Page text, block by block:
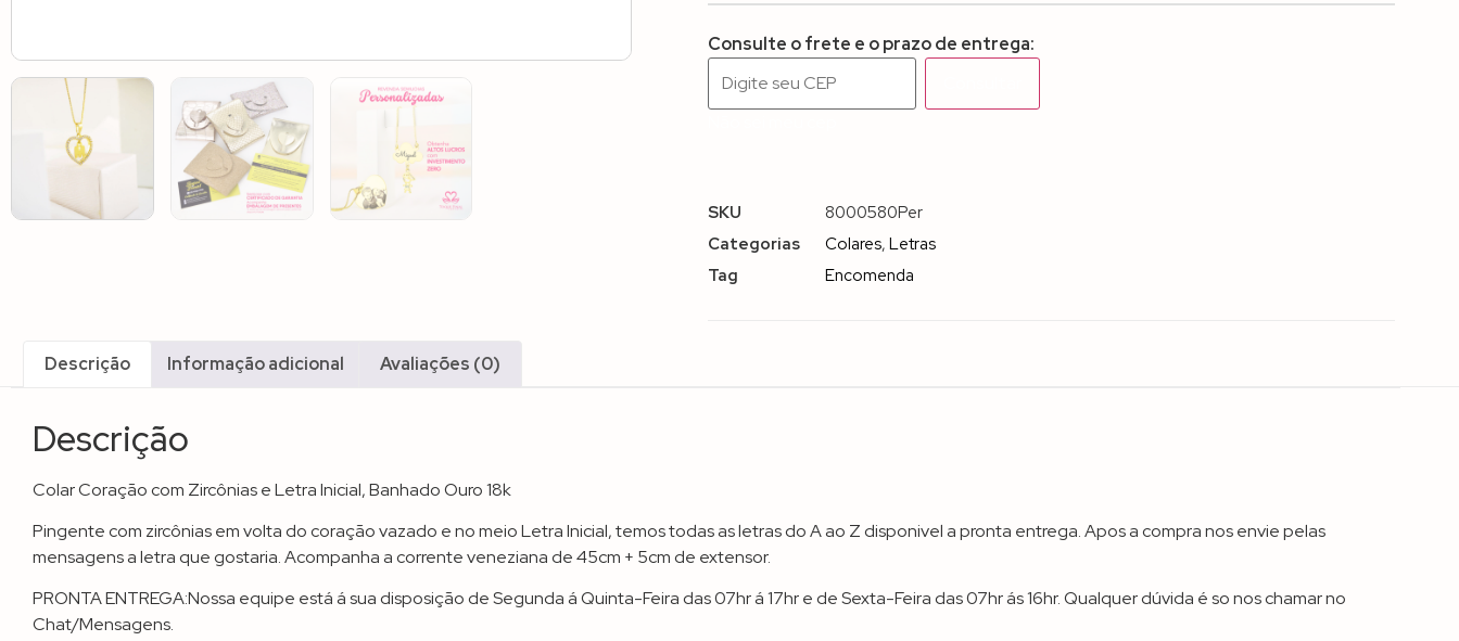
Consulte o frete e o prazo de entrega:
SKU
8000580Per
Categorias
Colares,Letras
Tag
Encomenda
Descrição Informação adicional Avaliações (0)
Descrição
Colar Coração com Zircônias e Letra Inicial, Banhado Ouro 18k
Pingente com zircônias em volta do coração vazado e no meio Letra Inicial, temos todas as letras do A ao Z disponivel a pronta entrega. Apos a compra nos envie pelas
mensagens a letra que gostaria. Acompanha a corrente veneziana de 45cm + 5cm de extensor.
PRONTA ENTREGA:Nossa equipe está á sua disposição de Segunda á Quinta-Feira das 07hr á 17hr e de Sexta-Feira das 07hr ás 16hr. Qualquer dúvida é so nos chamar no
Chat/Mensagens.